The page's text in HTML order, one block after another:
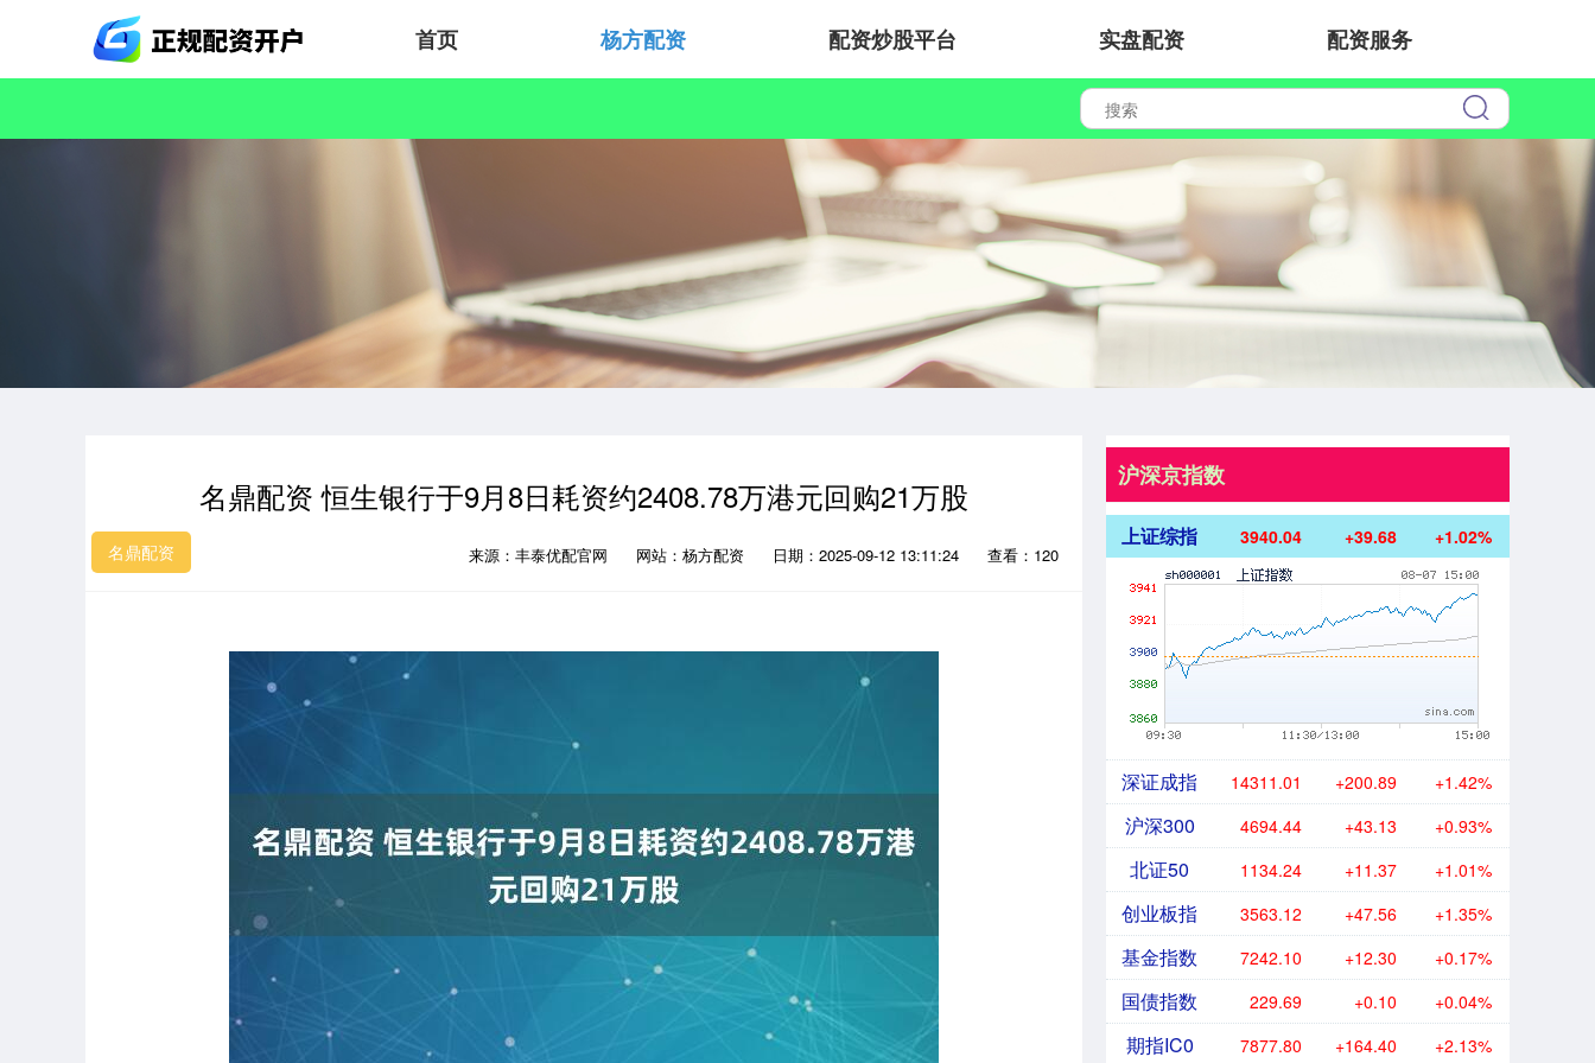
首页 杨方配资 配资炒股平台 实盘配资 配资服务
名鼎配资 恒生银行于9月8日耗资约2408.78万港元回购21万股
名鼎配资 来源：丰泰优配官网 网站：杨方配资 日期：2025-09-12 13:11:24 查看：120
沪深京指数
上证综指 3940.04 +39.68 +1.02%
深证成指 14311.01 +200.89 +1.42%
沪深300 4694.44 +43.13 +0.93%
北证50 1134.24 +11.37 +1.01%
创业板指 3563.12 +47.56 +1.35%
基金指数 7242.10 +12.30 +0.17%
国债指数 229.69 +0.10 +0.04%
期指IC0 7877.80 +164.40 +2.13%